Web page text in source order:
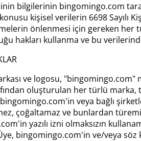
bilgilerinin bingomingo.com
kişisel verilerin 6698 Sayılı
önlenmesi için gereken her
hakları kullanma ve bu
ve logosu, "bingomingo.com"
oluşturulan her türlü marka,
veya bağlı
çoğaltamaz ve bunlardan
yazılı izni olmaksızın
bingomingo.com'in ve/veya